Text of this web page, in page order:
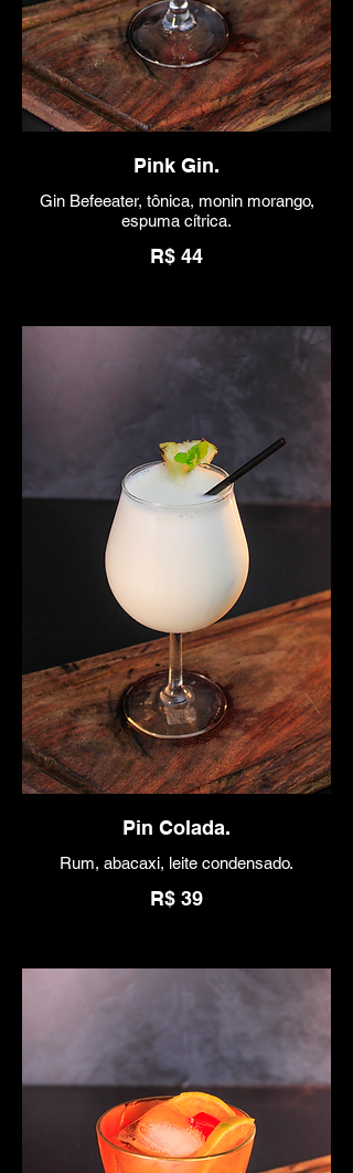
Pink Gin.
Gin Befeeater, tônica, monin morango,
espuma cítrica.
R$ 44
Pin Colada.
Rum, abacaxi, leite condensado.
R$ 39